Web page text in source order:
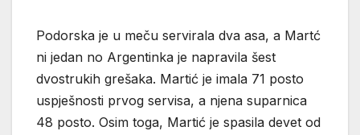
Podorska je u meču servirala dva asa, a Martć
ni jedan no Argentinka je napravila šest
dvostrukih grešaka. Martić je imala 71 posto
uspješnosti prvog servisa, a njena suparnica
48 posto. Osim toga, Martić je spasila devet od